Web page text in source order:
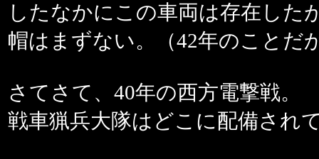
したなかにこの車両は存在した
帽はまずない。（42年のことだ
さてさて、40年の西方電撃戦。
戦車猟兵大隊はどこに配備され